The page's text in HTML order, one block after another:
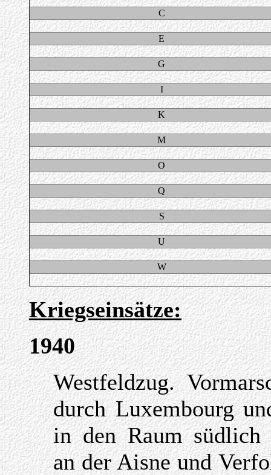
C
E
G
I
K
M
O
Q
S
U
W
Kriegseinsätze:
1940
Westfeldzug.
durch Luxembourg
in den Raum südlich
an der Aisne und